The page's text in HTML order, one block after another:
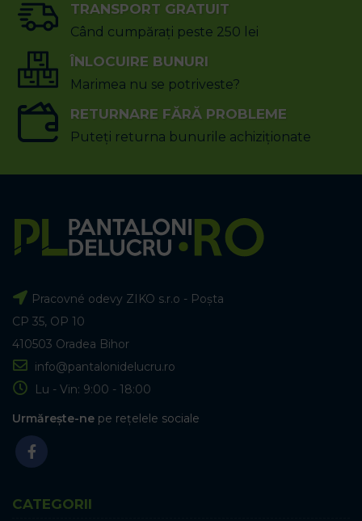
TRANSPORT GRATUIT
Când cumpărați peste 250 lei
ÎNLOCUIRE BUNURI
Marimea nu se potriveste?
RETURNARE FĂRĂ PROBLEME
Puteți returna bunurile achiziționate
Pracovné odevy ZIKO s.r.o - Poșta
CP 35, OP 10
410503 Oradea Bihor
info@pantalonidelucru.ro
Lu - Vin: 9:00 - 18:00
Urmărește-ne pe rețelele sociale
CATEGORII